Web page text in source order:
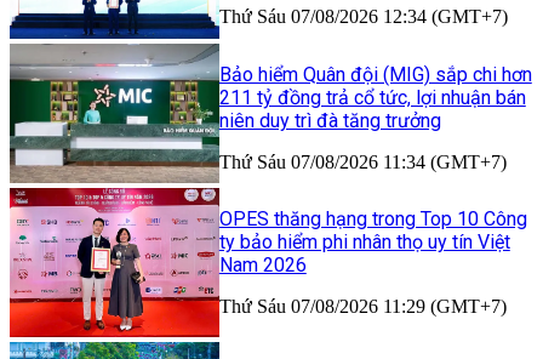
Thứ Sáu 07/08/2026 12:34 (GMT+7)
Bảo hiểm Quân đội (MIG) sắp chi hơn
211 tỷ đồng trả cổ tức, lợi nhuận bán
niên duy trì đà tăng trưởng
Thứ Sáu 07/08/2026 11:34 (GMT+7)
OPES thăng hạng trong Top 10 Công
ty bảo hiểm phi nhân thọ uy tín Việt
Nam 2026
Thứ Sáu 07/08/2026 11:29 (GMT+7)